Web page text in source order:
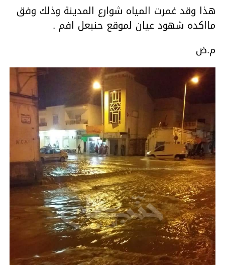
هذا وقد غمرت المياه شوارع المدينة وذلك وفق
مااكده شهود عيان لموقع حنبعل افم .
م.ض